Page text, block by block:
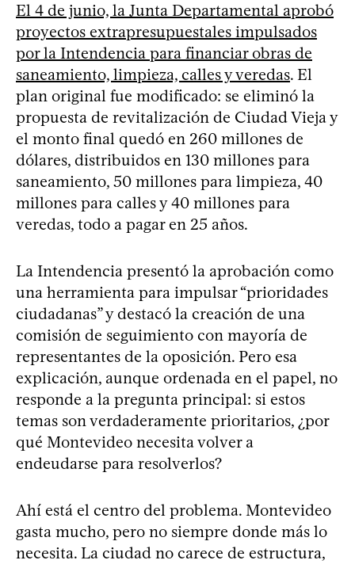
El 4 de junio, la Junta Departamental aprobó
proyectos extrapresupuestales impulsados
por la Intendencia para financiar obras de
saneamiento, limpieza, calles y veredas. El
plan original fue modificado: se eliminó la
propuesta de revitalización de Ciudad Vieja y
el monto final quedó en 260 millones de
dólares, distribuidos en 130 millones para
saneamiento, 50 millones para limpieza, 40
millones para calles y 40 millones para
veredas, todo a pagar en 25 años.
La Intendencia presentó la aprobación como
una herramienta para impulsar “prioridades
ciudadanas” y destacó la creación de una
comisión de seguimiento con mayoría de
representantes de la oposición. Pero esa
explicación, aunque ordenada en el papel, no
responde a la pregunta principal: si estos
temas son verdaderamente prioritarios, ¿por
qué Montevideo necesita volver a
endeudarse para resolverlos?
Ahí está el centro del problema. Montevideo
gasta mucho, pero no siempre donde más lo
necesita. La ciudad no carece de estructura,